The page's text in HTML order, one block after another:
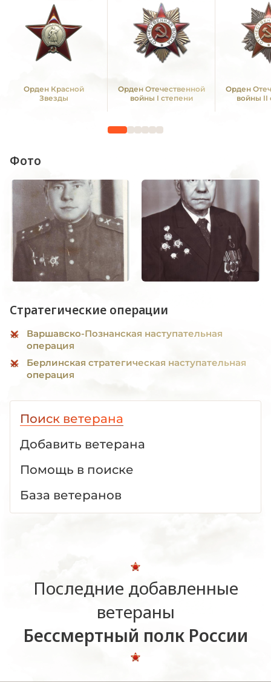
Орден Красной
Звезды
Орден Отечественной
войны I степени
Орден
войны II
Фото
Стратегические операции
Варшавско-Познанская наступательная
операция
Берлинская стратегическая наступательная
операция
Поиск ветерана
Добавить ветерана
Помощь в поиске
База ветеранов
Последние добавленные
ветераны
Бессмертный полк России